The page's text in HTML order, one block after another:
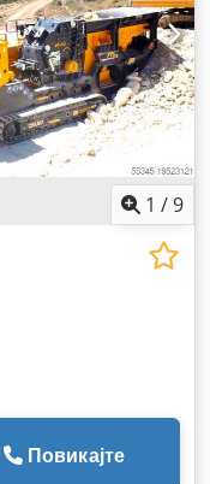
1 /9
Повикајте